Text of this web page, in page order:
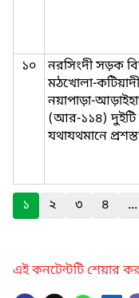
১০
নরসিংদী সড়ক
মঠখোলা-
নয়াপাড়া-
(আর-১১৪)
যথাযথমানে
১ ২ ৩ ৪ ...
এই কনটেন্টটি শেয়ার